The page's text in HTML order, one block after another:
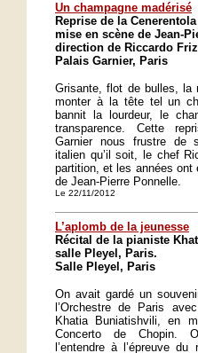
Un champagne madérisé
Reprise de la
mise en scène de Jean-
direction de Riccardo
Palais Garnier, Paris
Grisante, flot de bulles, la
monter à la tête tel un
bannit la lourdeur, le
transparence. Cette
Garnier nous frustre de
italien qu’il soit, le chef
partition, et les années
de Jean-Pierre Ponnelle.
Le 22/11/2012
L’aplomb de la jeunesse
Récital de la pianiste
salle Pleyel, Paris.
Salle Pleyel, Paris
On avait gardé un
l’Orchestre de Paris
Khatia Buniatishvili, en
Concerto de Chopin.
l’entendre à l’épreuve